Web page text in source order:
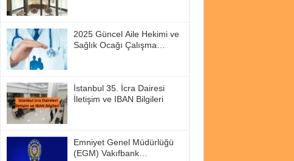
2025 Güncel Aile Hekimi ve
Sağlık Ocağı Çalışma
İstanbul 35. İcra Dairesi
İletişim ve IBAN Bilgileri
Emniyet Genel Müdürlüğü
(EGM) Vakıfbank